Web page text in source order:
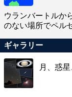
ウランバートルか
のない場所でペル
ギャラリー
月、惑